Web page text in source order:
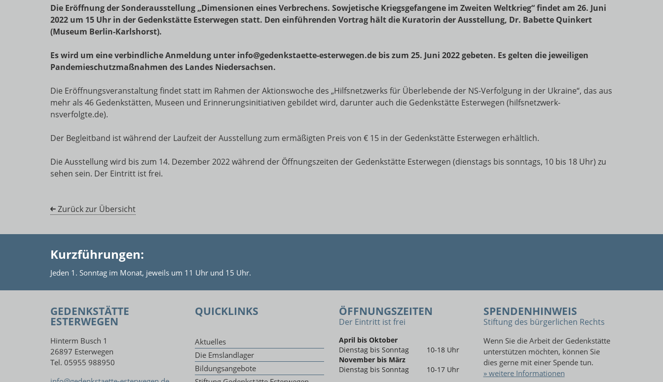
Die Eröffnung der Sonderausstellung „Dimensionen eines Verbrechens. Sowjetische Kriegsgefangene im Zweiten Weltkrieg“ findet am 26. Juni
2022 um 15 Uhr in der Gedenkstätte Esterwegen statt. Den einführenden Vortrag hält die Kuratorin der Ausstellung, Dr. Babette Quinkert
(Museum Berlin-Karlshorst).
Es wird um eine verbindliche Anmeldung unter info@gedenkstaette-esterwegen.de bis zum 25. Juni 2022 gebeten. Es gelten die jeweiligen
Pandemieschutzmaßnahmen des Landes Niedersachsen.
Die Eröffnungsveranstaltung findet statt im Rahmen der Aktionswoche des „Hilfsnetzwerks für Überlebende der NS-Verfolgung in der Ukraine“, das aus
mehr als 46 Gedenkstätten, Museen und Erinnerungsinitiativen gebildet wird, darunter auch die Gedenkstätte Esterwegen (hilfsnetzwerk-
nsverfolgte.de).
Der Begleitband ist während der Laufzeit der Ausstellung zum ermäßigten Preis von € 15 in der Gedenkstätte Esterwegen erhältlich.
Die Ausstellung wird bis zum 14. Dezember 2022 während der Öffnungszeiten der Gedenkstätte Esterwegen (dienstags bis sonntags, 10 bis 18 Uhr) zu
sehen sein. Der Eintritt ist frei.
Zurück zur Übersicht
Kurzführungen:
Jeden 1. Sonntag im Monat, jeweils um 11 Uhr und 15 Uhr.
GEDENKSTÄTTE
ESTERWEGEN
QUICKLINKS ÖFFNUNGSZEITEN
Der Eintritt ist frei
SPENDENHINWEIS
Stiftung des bürgerlichen Rechts
Hinterm Busch 1
26897 Esterwegen
Tel. 05955 988950
Aktuelles
Die Emslandlager
Bildungsangebote
April bis Oktober
Dienstag bis Sonntag
10-18 Uhr
November bis März
Dienstag bis Sonntag
10-17 Uhr
Wenn Sie die Arbeit der Gedenkstätte
unterstützen möchten, können Sie
dies gerne mit einer Spende tun.
» weitere Informationen